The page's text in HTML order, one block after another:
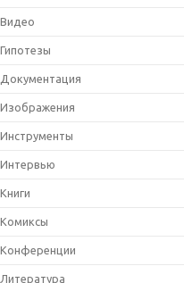
Видео
Гипотезы
Документация
Изображения
Инструменты
Интервью
Книги
Комиксы
Конференции
Литература